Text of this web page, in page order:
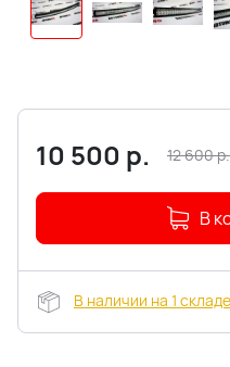
10 500 р. 12 600р.
В
В наличии на 1 складе